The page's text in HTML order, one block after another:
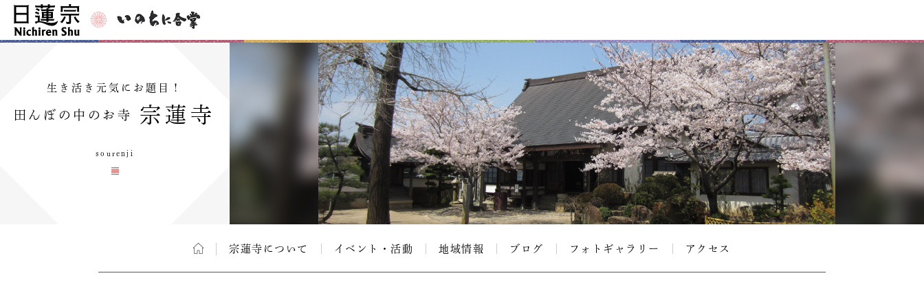
生き活き元気にお題目！
田んぼの中のお寺 宗蓮寺
sourenji
宗蓮寺について イベント・活動 地域情報 ブログ フォトギャラリー アクセス